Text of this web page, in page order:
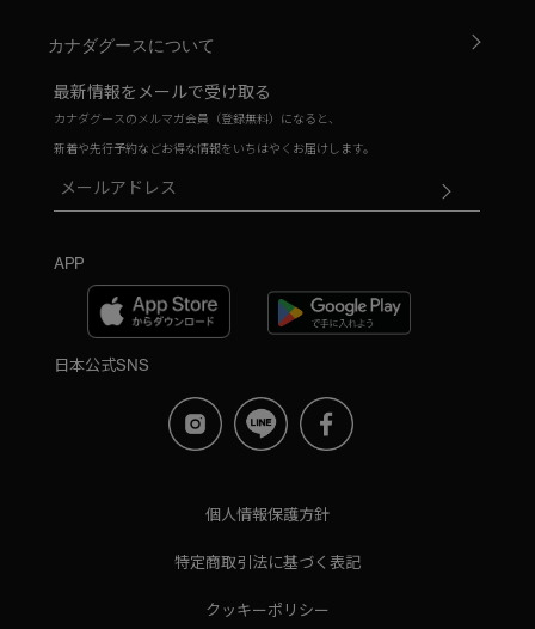
カナダグースについて
最新情報をメールで受け取る
カナダグースのメルマガ会員（登録無料）になると、
新着や先行予約などお得な情報をいちはやくお届けします。
APP
日本公式SNS
個人情報保護方針
特定商取引法に基づく表記
クッキーポリシー